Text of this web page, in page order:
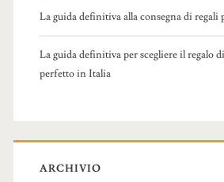
La guida definitiva alla consegna di
La guida definitiva per scegliere il regalo
perfetto in Italia
ARCHIVIO